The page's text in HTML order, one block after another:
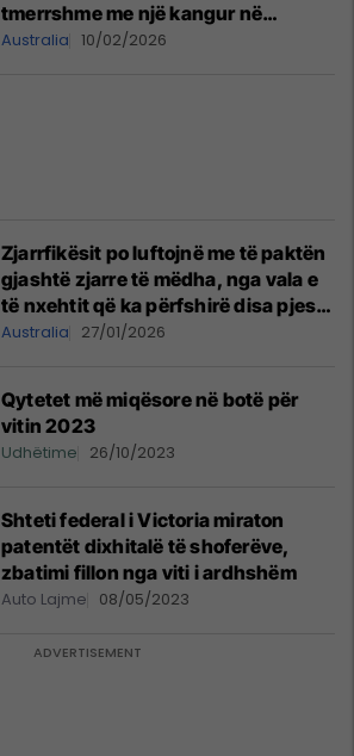
tmerrshme me një kangur në
Australi
Australia 10/02/2026
Zjarrfikësit po luftojnë me të paktën
gjashtë zjarre të mëdha, nga vala e
të nxehtit që ka përfshirë disa pjesë
në Australi
Australia 27/01/2026
Qytetet më miqësore në botë për
vitin 2023
Udhëtime 26/10/2023
Shteti federal i Victoria miraton
patentët dixhitalë të shoferëve,
zbatimi fillon nga viti i ardhshëm
Auto Lajme 08/05/2023